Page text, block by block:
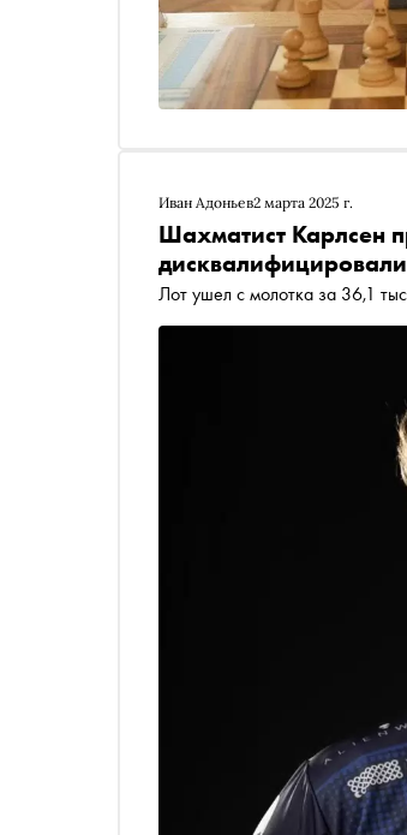
Иван Адоньев2 марта 2025 г.
Шахматист Карлсен
Лот ушел с молотка за 36,1